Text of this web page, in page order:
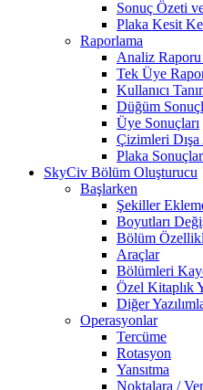
Sonuç Özeti
Plaka Kesit
Raporlama
Analiz
Tek Üye
Kullanıcı
Düğüm
Üye Sonuçları
Çizimleri
Plaka
SkyCiv Bölüm Oluşturucu
Başlarken
Şekiller
Boyutları
Bölüm
Araçlar
Bölümleri
Özel Kitaplık
Diğer
Operasyonlar
Tercüme
Rotasyon
Yansıtma
Noktalara /